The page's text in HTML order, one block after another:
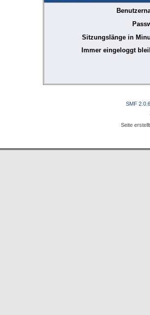
Sitzungslänge in
Immer eingeloggt
SMF 2.0.6
Seite